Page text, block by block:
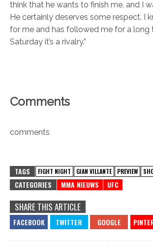
think that he wants to finish me, and I
He certainly deserves some respect. I
for me and has followed me for a long
Saturday it’s a rivalry.”
Comments
comments
TAGS FIGHT NIGHT GIAN VILLANTE PREVIEW
CATEGORIES MMA NIEUWS UFC
SHARE THIS ARTICLE